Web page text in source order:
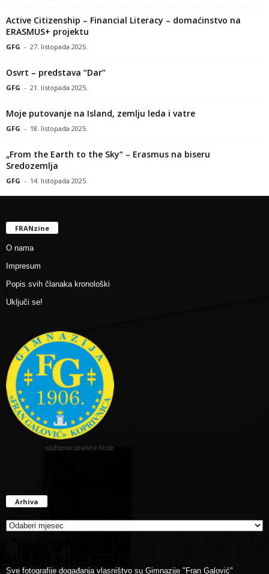
Active Citizenship – Financial Literacy – domaćinstvo na
ERASMUS+ projektu
GFG - 27. listopada 2025.
Osvrt – predstava “Dar”
GFG - 21. listopada 2025.
Moje putovanje na Island, zemlju leda i vatre
GFG - 18. listopada 2025.
„From the Earth to the Sky“ – Erasmus na biseru
Sredozemlja
GFG - 14. listopada 2025.
FRANzine
O nama
Impresum
Popis svih članaka kronološki
Uključi se!
službena stranica škole
Arhiva
Sve fotografije događanja vlasništvo su Gimnazije "Fran Galović"